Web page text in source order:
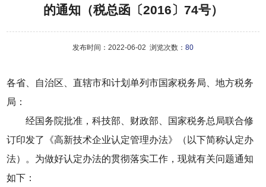
的通知（税总函〔2016〕74号）
发布时间：2022-06-02 浏览次数： 80
各省、自治区、直辖市和计划单列市国家税务局、地方税务
局：
经国务院批准，科技部、财政部、国家税务总局联合修
订印发了《高新技术企业认定管理办法》（以下简称认定办
法）。为做好认定办法的贯彻落实工作，现就有关问题通知
如下：